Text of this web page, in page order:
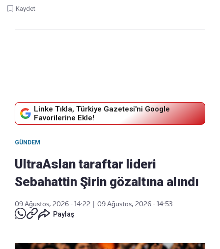
Kaydet
Linke Tıkla, Türkiye Gazetesi'ni Google
Favorilerine Ekle!
GÜNDEM
UltraAslan taraftar lideri
Sebahattin Şirin gözaltına alındı
09 Ağustos, 2026 - 14:22
09 Ağustos, 2026 - 14:53
Paylaş